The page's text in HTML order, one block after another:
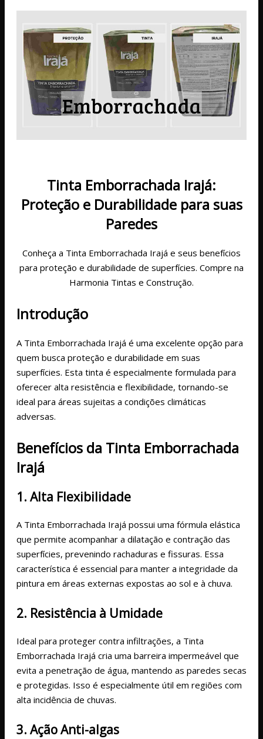
Tinta Emborrachada Irajá:
Proteção e Durabilidade para suas
Paredes
Conheça a Tinta Emborrachada Irajá e seus benefícios
para proteção e durabilidade de superfícies. Compre na
Harmonia Tintas e Construção.
Introdução
A Tinta Emborrachada Irajá é uma excelente opção para
quem busca proteção e durabilidade em suas
superfícies. Esta tinta é especialmente formulada para
oferecer alta resistência e flexibilidade, tornando-se
ideal para áreas sujeitas a condições climáticas
adversas.
Benefícios da Tinta Emborrachada
Irajá
1. Alta Flexibilidade
A Tinta Emborrachada Irajá possui uma fórmula elástica
que permite acompanhar a dilatação e contração das
superfícies, prevenindo rachaduras e fissuras. Essa
característica é essencial para manter a integridade da
pintura em áreas externas expostas ao sol e à chuva.
2. Resistência à Umidade
Ideal para proteger contra infiltrações, a Tinta
Emborrachada Irajá cria uma barreira impermeável que
evita a penetração de água, mantendo as paredes secas
e protegidas. Isso é especialmente útil em regiões com
alta incidência de chuvas.
3. Ação Anti-algas